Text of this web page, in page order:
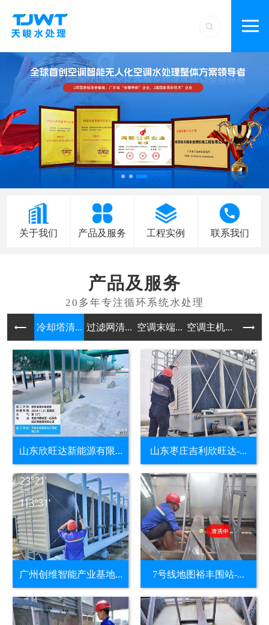
关于我们 产品及服务 工程实例 联系我们
产品及服务
冷却塔清... 过滤网清... 空调末端... 空调主机... 水处
山东欣旺达新能源有限... 山东枣庄吉利欣旺达-...
广州创维智能产业基地... 7号线地图裕丰围站-...